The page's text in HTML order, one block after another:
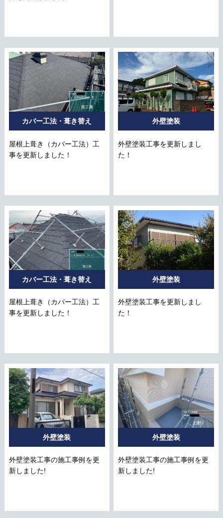
カバー工法・葺き替え
屋根上葺き（カバー工法）工
事を更新しました！
外壁塗装
外壁塗装工事を更新しまし
た！
カバー工法・葺き替え
屋根上葺き（カバー工法）工
事を更新しました！
外壁塗装
外壁塗装工事を更新しまし
た！
外壁塗装
外壁塗装工事の施工事例を更
新しました!
外壁塗装
外壁塗装工事の施工事例を更
新しました!